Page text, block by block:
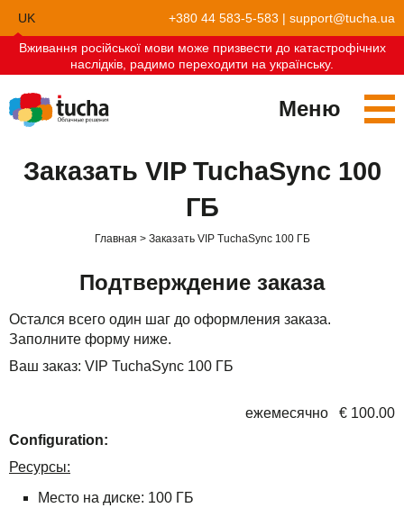
UK
EN
+380 44 583-5-583 | support@tucha.ua
Вживання російської мови може призвести до катастрофічних
наслідків, радимо переходити на українську.
Меню
TuchaHost
TuchaSync
Хостинг CRM
О нас
Заказать VIP TuchaSync 100
ГБ
Главная Заказать VIP TuchaSync 100 ГБ
Подтверждение заказа
Остался всего один шаг до оформления заказа.
Заполните форму ниже.
Ваш заказ: VIP TuchaSync 100 ГБ
ежемесячно € 100.00
Configuration:
Ресурсы:
Место на диске: 100 ГБ